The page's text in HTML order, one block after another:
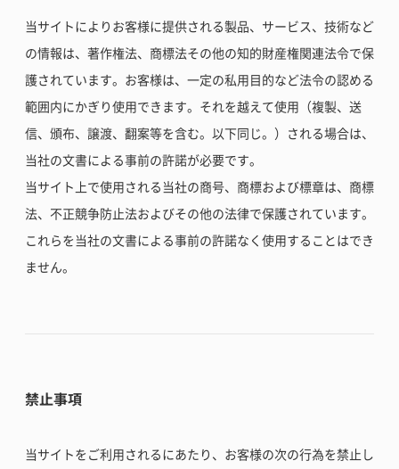
当サイトによりお客様に提供される製品、サービス、技術など
の情報は、著作権法、商標法その他の知的財産権関連法令で保
護されています。お客様は、一定の私用目的など法令の認める
範囲内にかぎり使用できます。それを越えて使用（複製、送
信、頒布、譲渡、翻案等を含む。以下同じ。）される場合は、
当社の文書による事前の許諾が必要です。
当サイト上で使用される当社の商号、商標および標章は、商標
法、不正競争防止法およびその他の法律で保護されています。
これらを当社の文書による事前の許諾なく使用することはでき
ません。
禁止事項
当サイトをご利用されるにあたり、お客様の次の行為を禁止し